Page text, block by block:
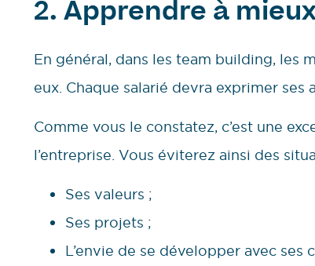
2. Apprendre à
En général, dans les team building, les
eux. Chaque salarié devra exprimer
Comme vous le constatez, c’est une
l’entreprise. Vous éviterez ainsi des
Ses valeurs ;
Ses projets ;
L’envie de se développer avec ses